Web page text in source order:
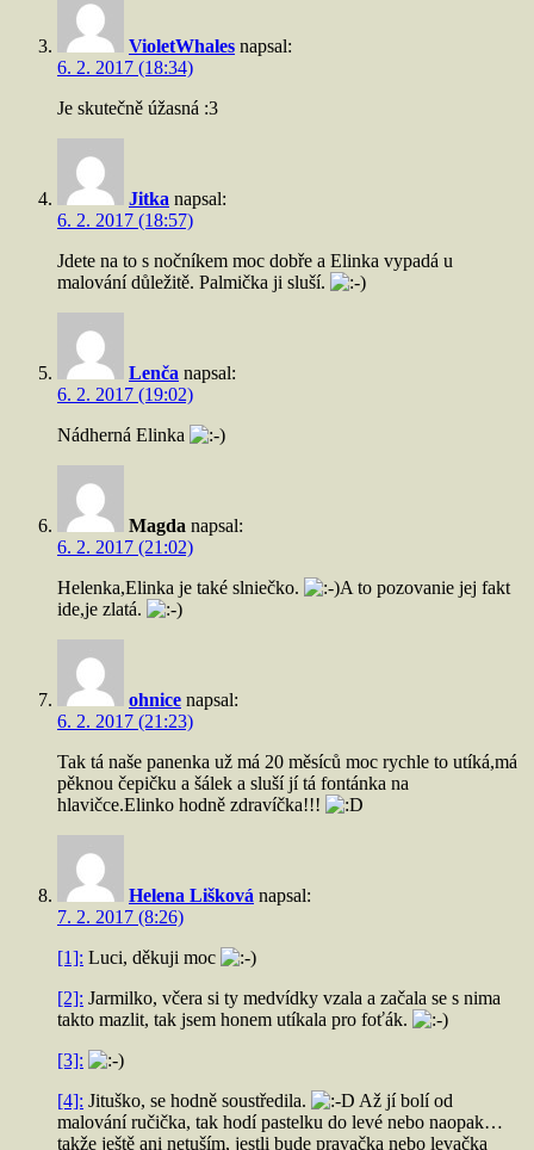
VioletWhales napsal:
6. 2. 2017 (18:34)
Je skutečně úžasná :3
Jitka napsal:
6. 2. 2017 (18:57)
Jdete na to s nočníkem moc dobře a Elinka vypadá u
malování důležitě. Palmička ji sluší.
Lenča napsal:
6. 2. 2017 (19:02)
Nádherná Elinka
Magda napsal:
6. 2. 2017 (21:02)
Helenka,Elinka je také slniečko.
A to pozovanie jej fakt
ide,je zlatá.
ohnice napsal:
6. 2. 2017 (21:23)
Tak tá naše panenka už má 20 měsíců moc rychle to utíká,má
pěknou čepičku a šálek a sluší jí tá fontánka na
hlavičce.Elinko hodně zdravíčka!!!
Helena Lišková napsal:
7. 2. 2017 (8:26)
[1]: Luci, děkuji moc
[2]: Jarmilko, včera si ty medvídky vzala a začala se s nima
takto mazlit, tak jsem honem utíkala pro foťák.
[3]:
[4]: Jituško, se hodně soustředila.
Až jí bolí od
malování ručička, tak hodí pastelku do levé nebo naopak…
takže ještě ani netuším, jestli bude pravačka nebo levačka